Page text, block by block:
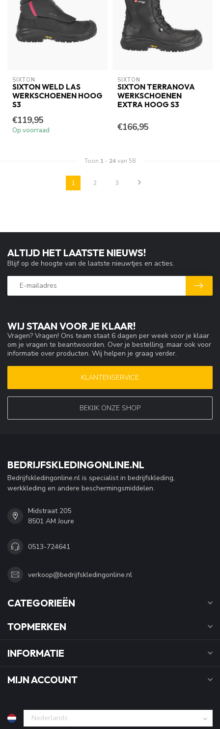
SIXTON
SIXTON WELD LAS
WERKSCHOENEN HOOG
S3
€119,95
Op voorraad
SIXTON
SIXTON TERRANOVA
WERKSCHOENEN
EXTRA HOOG S3
€166,95
Toon 1 - 24van 58
1 2 3
WIJ STAAN VOOR JE KLAAR!
Vragen? Vragen! Ons team staat 6 dagen per week voor je klaar
om je vragen te beantwoorden. Over je bestelling, maar ook voor
informatie over producten. Wij helpen je graag verder.
KLANTENSERVICE
BEKIJK ONZE SHOP
ALTIJD HET LAATSTE NIEUWS!
Blijf op de hoogte van de laatste nieuwtjes en acties.
BEDRIJFSKLEDINGONLINE.NL
Bedrijfskledingonline.nl is specialist in bedrijfskleding,
werkkleding en andere beschermingsmiddelen.
Midstraat 205
8501 AM Joure
0513-724641
verkoop@bedrijfskledingonline.nl
CATEGORIEËN
TOPMERKEN
INFORMATIE
MIJN ACCOUNT